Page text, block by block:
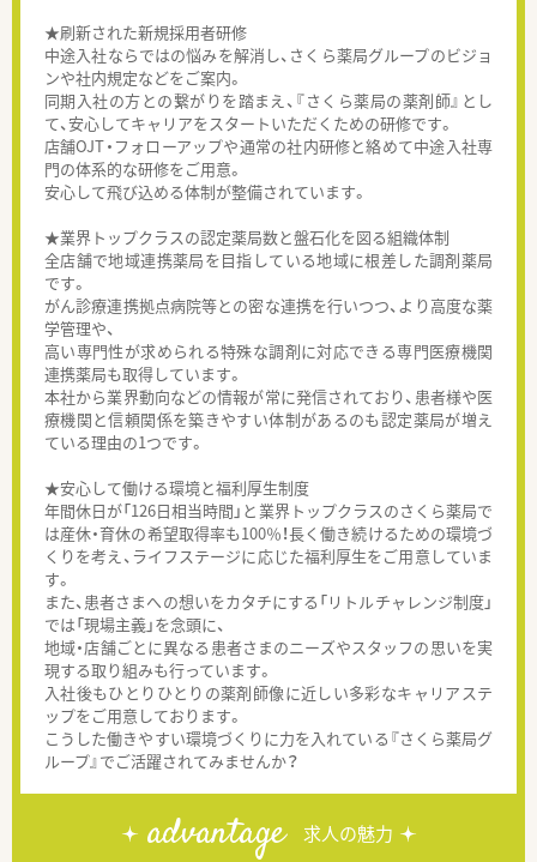
★刷新された新規採用者研修
中途入社ならではの悩みを解消し、さくら薬局グループのビジョ
ンや社内規定などをご案内。
同期入社の方との繋がりを踏まえ、『さくら薬局の薬剤師』とし
て、安心してキャリアをスタートいただくための研修です。
店舗OJT・フォローアップや通常の社内研修と絡めて中途入社専
門の体系的な研修をご用意。
安心して飛び込める体制が整備されています。
★業界トップクラスの認定薬局数と盤石化を図る組織体制
全店舗で地域連携薬局を目指している地域に根差した調剤薬局
です。
がん診療連携拠点病院等との密な連携を行いつつ、より高度な薬
学管理や、
高い専門性が求められる特殊な調剤に対応できる専門医療機関
連携薬局も取得しています。
本社から業界動向などの情報が常に発信されており、患者様や医
療機関と信頼関係を築きやすい体制があるのも認定薬局が増え
ている理由の1つです。
★安心して働ける環境と福利厚生制度
年間休日が「126日相当時間」と業界トップクラスのさくら薬局で
は産休・育休の希望取得率も100％！長く働き続けるための環境づ
くりを考え、ライフステージに応じた福利厚生をご用意していま
す。
また、患者さまへの想いをカタチにする「リトルチャレンジ制度」
では「現場主義」を念頭に、
地域・店舗ごとに異なる患者さまのニーズやスタッフの思いを実
現する取り組みも行っています。
入社後もひとりひとりの薬剤師像に近しい多彩なキャリアステ
ップをご用意しております。
こうした働きやすい環境づくりに力を入れている『さくら薬局グ
ループ』でご活躍されてみませんか？
advantage 求人の魅力